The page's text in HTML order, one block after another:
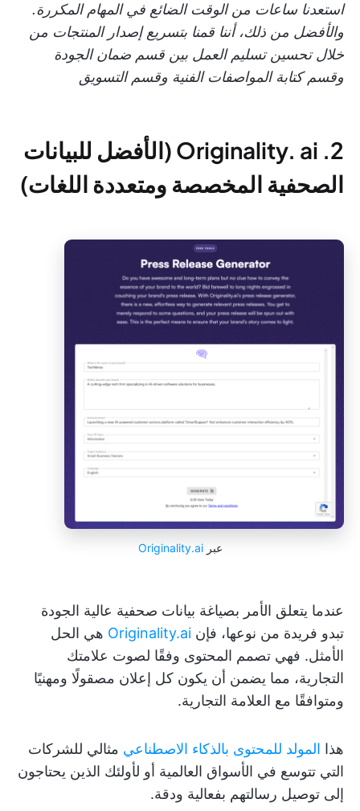
استعدنا ساعات من الوقت الضائع في المهام المكررة.
والأفضل من ذلك، أننا قمنا بتسريع إصدار المنتجات من
خلال تحسين تسليم العمل بين قسم ضمان الجودة
وقسم كتابة المواصفات الفنية وقسم التسويق
2. Originality. ai (الأفضل للبيانات
الصحفية المخصصة ومتعددة اللغات)
عبرOriginality.ai
عندما يتعلق الأمر بصياغة بيانات صحفية عالية الجودة
تبدو فريدة من نوعها، فإن Originality.ai هي الحل
الأمثل. فهي تصمم المحتوى وفقًا لصوت علامتك
التجارية، مما يضمن أن يكون كل إعلان مصقولًا ومهنيًا
ومتوافقًا مع العلامة التجارية.
هذا المولد للمحتوى بالذكاء الاصطناعي مثالي للشركات
التي تتوسع في الأسواق العالمية أو لأولئك الذين يحتاجون
إلى توصيل رسالتهم بفعالية ودقة.